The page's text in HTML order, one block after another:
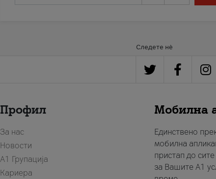
Следете нè
Профил
За нас
Новости
А1 Групација
Кариера
Мобилна
Единствено
мобилна
пристап до
за Вашите A1